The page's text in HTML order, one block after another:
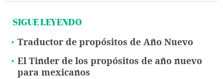
SIGUE LEYENDO
Traductor de propósitos de Año Nuevo
El Tinder de los propósitos de año nuevo
para mexicanos